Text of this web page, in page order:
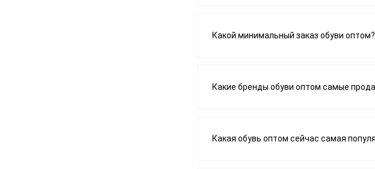
Какой минимальный заказ обуви оптом?
Какие бренды обуви оптом самые
Какая обувь оптом сейчас самая